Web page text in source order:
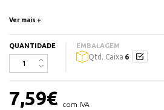
Ver mais +
QUANTIDADE EMBALAGEM
Qtd. Caixa 6
7,59€ com IVA